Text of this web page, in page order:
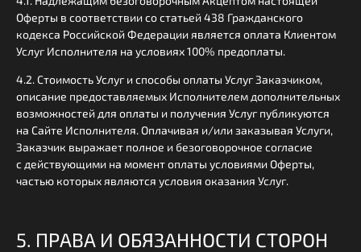
Оферты в соответствии со статьей 438 Гражданского
кодекса Российской Федерации является оплата Клиентом
Услуг Исполнителя на условиях 100% предоплаты.
4.2. Стоимость Услуг и способы оплаты Услуг Заказчиком,
описание предоставляемых Исполнителем дополнительных
возможностей для оплаты и получения Услуг публикуются
на Сайте Исполнителя. Оплачивая и/или заказывая Услуги,
Заказчик выражает полное и безоговорочное согласие
с действующими на момент оплаты условиями Оферты,
частью которых являются условия оказания Услуг.
5. ПРАВА И ОБЯЗАННОСТИ СТОРОН